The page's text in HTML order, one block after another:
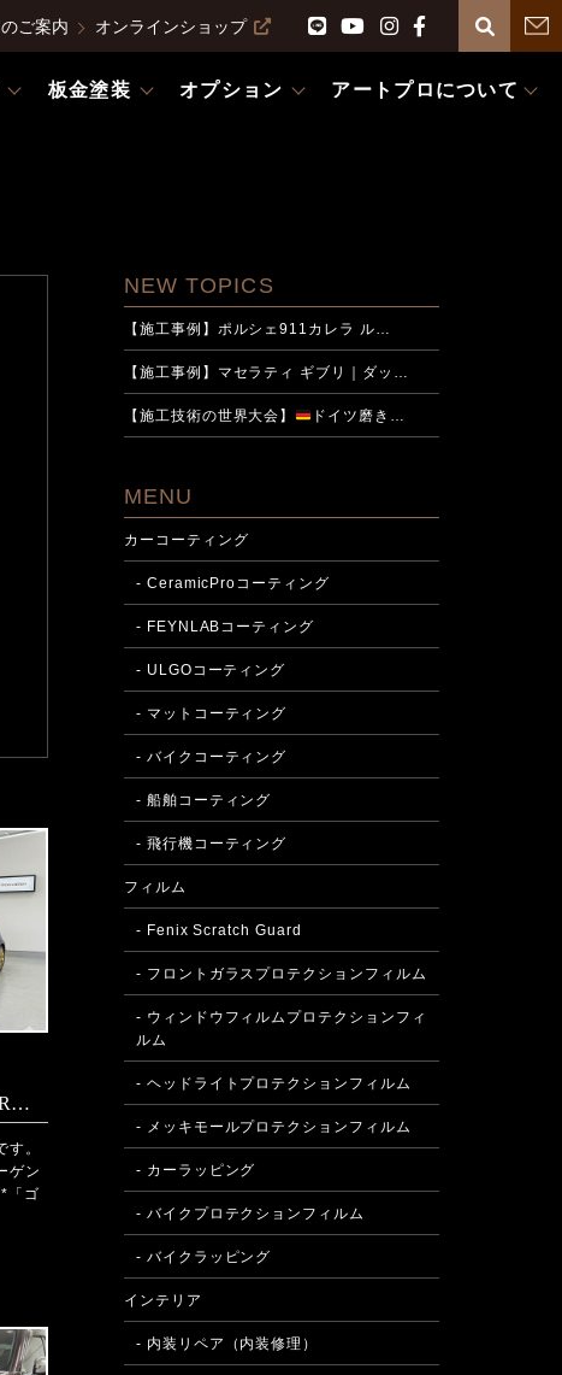
ご案内 オンラインショップ
板金塗装 オプション アートプロについて
【施工事例】Volkswagen Golf Rのシート部分張り替え
。
ゲン
「ゴ
NEW TOPICS
【施工事例】ポルシェ911カレラ ル…
【施工事例】マセラティ ギブリ｜ダッ…
【施工技術の世界大会】 ドイツ磨き…
MENU
カーコーティング
- CeramicProコーティング
- FEYNLABコーティング
- ULGOコーティング
- マットコーティング
- バイクコーティング
- 船舶コーティング
- 飛行機コーティング
フィルム
- Fenix Scratch Guard
- フロントガラスプロテクションフィルム
- ウィンドウフィルムプロテクションフィ
ルム
- ヘッドライトプロテクションフィルム
- メッキモールプロテクションフィルム
- カーラッピング
- バイクプロテクションフィルム
- バイクラッピング
インテリア
- 内装リペア（内装修理）